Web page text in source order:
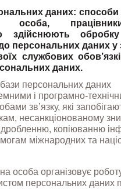
даних: способи
особа,
здійснюють
персональних даних у
службових
даних.
персональних даних
і програмно-
зв’язку, які
несанкціонованому
копіюванню
міжнародних та
особа організовує
персональних даних